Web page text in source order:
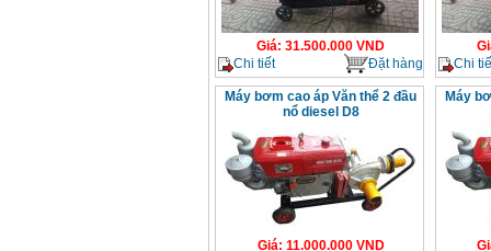
Giá: 31.500.000 VND
Chi tiết
Đặt hàng
Chi
Máy bơm cao áp Văn thể 2 đầu
nổ diesel D8
Giá: 11.000.000VND
Máy